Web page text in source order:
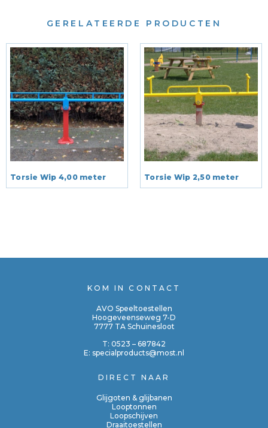
GERELATEERDE PRODUCTEN
Torsie Wip 4,00 meter Torsie Wip 2,50 meter
KOM IN CONTACT
AVO Speeltoestellen
Hoogeveenseweg 7-D
7777 TA Schuinesloot
T: 0523 – 687842
E: specialproducts@most.nl
DIRECT NAAR
Glijgoten & glijbanen
Looptonnen
Loopschijven
Draaitoestellen